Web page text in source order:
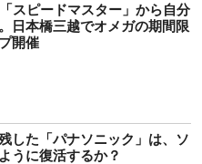
スピードマスター」から自分
日本橋三越でオメガの期間限
開催
した「パナソニック」は、ソ
うに復活するか？